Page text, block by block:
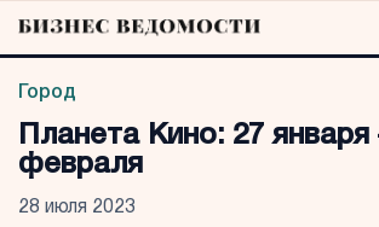
Город
Планета Кино: 27 января
февраля
28 июля 2023